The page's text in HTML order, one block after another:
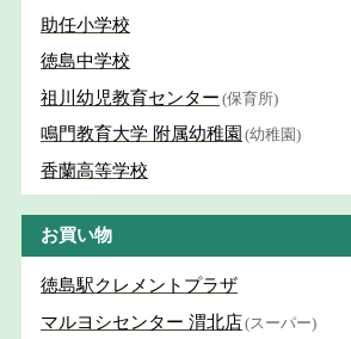
助任小学校
徳島中学校
祖川幼児教育センター (保育所)
鳴門教育大学 附属幼稚園 (幼稚園)
香蘭高等学校
お買い物
徳島駅クレメントプラザ
マルヨシセンター 渭北店(スーパー)